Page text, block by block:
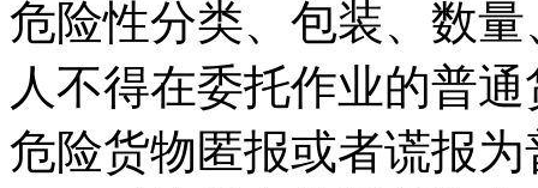
危险性分类、包装、数
人不得在委托作业的普
危险货物匿报或者谎报